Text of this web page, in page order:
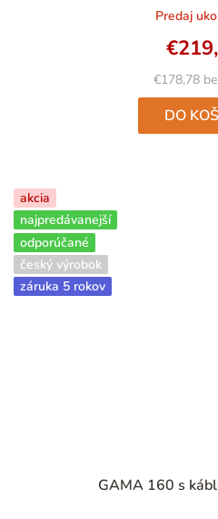
je
z
5
Predaj
€178,78
DO
akcia
najpredávanejší
odporúčané
český výrobok
záruka 5 rokov
GAMA 160 s